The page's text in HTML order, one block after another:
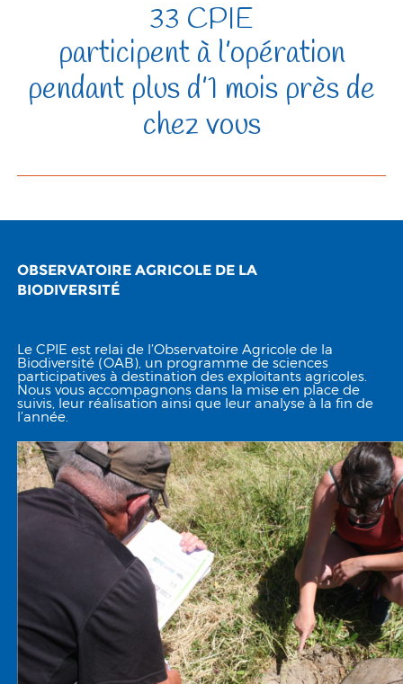
33 CPIE
participent à l’opération
pendant plus d’1 mois près de
chez vous
OBSERVATOIRE AGRICOLE DE LA
BIODIVERSITÉ
Le CPIE est relai de l’Observatoire Agricole de la
Biodiversité (OAB), un programme de sciences
participatives à destination des exploitants agricoles.
Nous vous accompagnons dans la mise en place de
suivis, leur réalisation ainsi que leur analyse à la fin de
l’année.